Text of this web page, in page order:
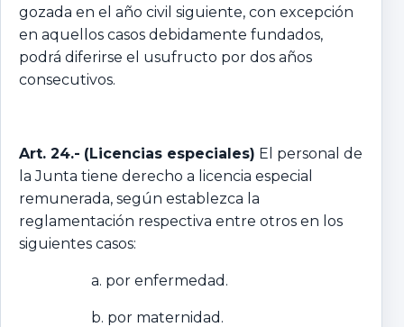
gozada en el año civil siguiente, con excepción
en aquellos casos debidamente fundados,
podrá diferirse el usufructo por dos años
consecutivos.
Art. 24.- (Licencias especiales) El personal de
la Junta tiene derecho a licencia especial
remunerada, según establezca la
reglamentación respectiva entre otros en los
siguientes casos:
a. por enfermedad.
b. por maternidad.